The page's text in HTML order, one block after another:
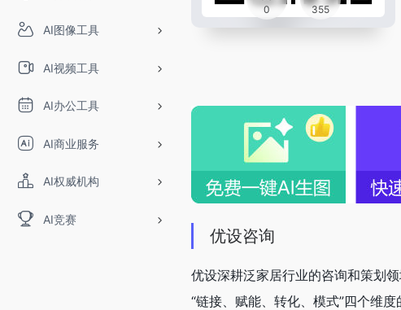
AI图像工具
AI视频工具
AI办公工具
AI商业服务
AI权威机构
AI竞赛
0 355
OpenIAPI，一站式
优设咨询
优设深耕泛家居行业的咨询和策划
“链接、赋能、转化、模式”四个维